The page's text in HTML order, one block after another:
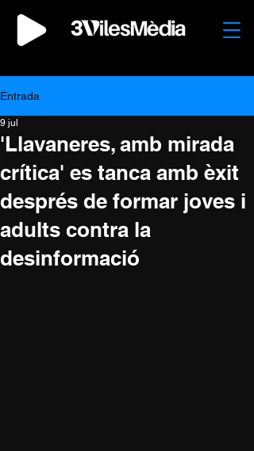
Entrada
'Llavaneres, amb mirada
crítica' es tanca amb èxit
després de formar joves i
adults contra la
desinformació
9 jul